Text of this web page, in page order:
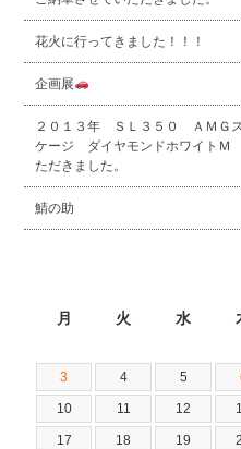
花火に行ってきました！！！
企画展
２０１３年 ＳＬ３５０ ＡＭＧ
ケージ ダイヤモンドホワイトＭ
ただきました。
鯖の助
月 火 水
3 4 5
10 11 12
17 18 19